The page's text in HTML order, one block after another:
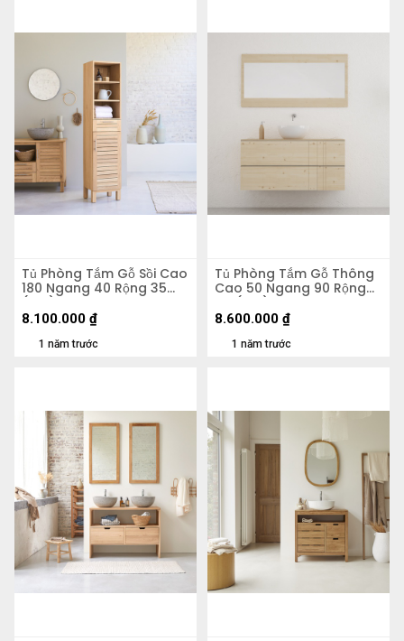
Tủ Phòng Tắm Gỗ Sồi Cao
180 Ngang 40 Rộng 35
(cm)
1 năm trước
8.100.000 ₫
Tủ Phòng Tắm Gỗ Thông
Cao 50 Ngang 90 Rộng
45 (cm)
1 năm trước
8.600.000 ₫